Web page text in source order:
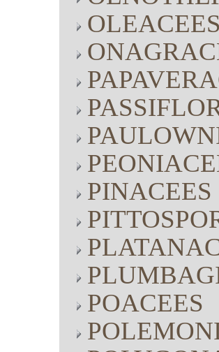
OLEACEES
PINACEES
POACEES